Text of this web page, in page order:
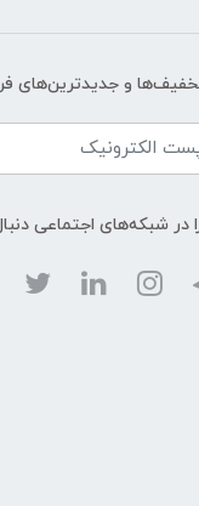
و جدیدترین‌های
در شبکه‌های اجتماعی